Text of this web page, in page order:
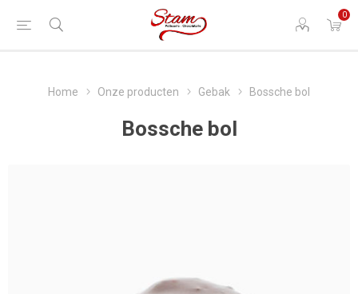
0
Home Onze producten Gebak Bossche bol
Bossche bol